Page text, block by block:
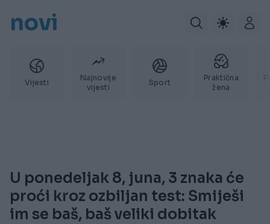
novi
Vijesti
Najnovije
vijesti
Sport
Praktična
žena
U ponedeljak 8, juna, 3 znaka će
proći kroz ozbiljan test: Smiješi
im se baš, baš veliki dobitak